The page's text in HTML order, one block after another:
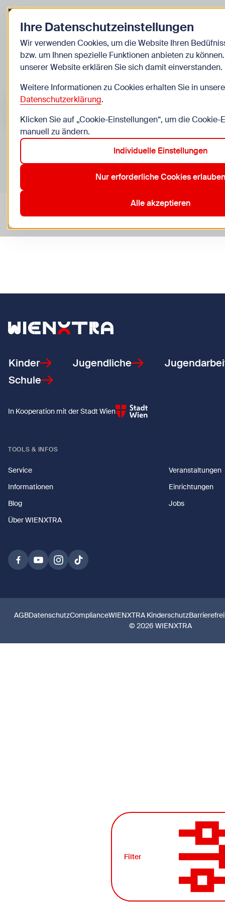
Zurück zur Startseite
Kinder
Veranstaltungen
Suche im Bereich “Kinder”
Suchen
Veranstaltungen in Wien im Bereich “Kinder”
Filter
12. Meidling 15. Rudolfsheim-Fünfhaus
Zurücksetzen
Zurück zur Startseite
Kinder Jugendliche
Schule
In Kooperation mit der Stadt Wien
TOOLS & INFOS
Service
Veranstaltungen
Informationen
Einrichtungen
Blog
Jobs
Über WIENXTRA
© 2026 WIENXTRA
AGBDatenschutzComplianceWIENXTRA Kinderschutz
Ihre Datenschutzeinstellungen
Wir verwenden Cookies, um die Website Ihren
bzw. um Ihnen spezielle Funktionen anbieten zu
unserer Website erklären Sie sich damit einverstanden.
Weitere Informationen zu Cookies erhalten Sie in
Datenschutzerklärung.
Klicken Sie auf „Cookie-Einstellungen“, um die Cookie-
manuell zu ändern.
Individuelle Einstellungen
Nur erforderliche Cookies erlauben
Alle akzeptieren